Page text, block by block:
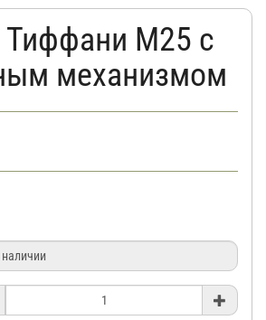
Тиффани М25 с
механизмом